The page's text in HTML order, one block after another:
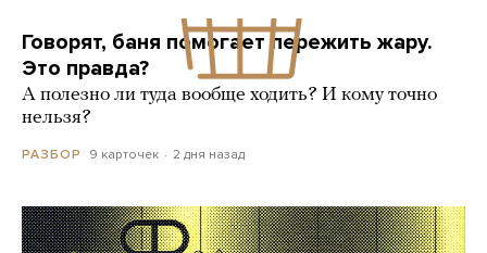
Говорят, баня помогает пережить жару.
Это правда?
А полезно ли туда вообще ходить? И кому точно
нельзя?
РАЗБОР 9 карточек 2 дня назад